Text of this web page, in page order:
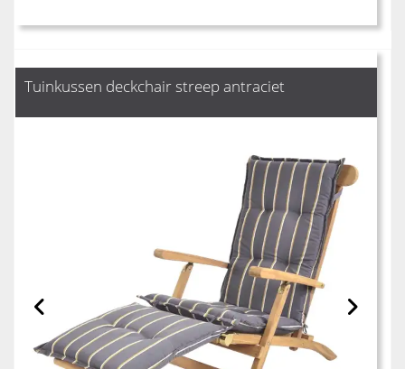
Tuinkussen deckchair streep antraciet